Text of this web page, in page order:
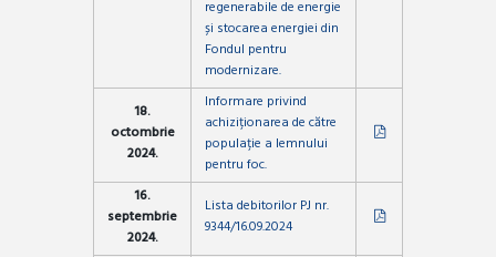
regenerabile de energie
și stocarea energiei din
Fondul pentru
modernizare.
18.
octombrie
2024.
Informare privind
achiziționarea de către
populație a lemnului
pentru foc.
16.
septembrie
2024.
Lista debitorilor PJ nr.
9344/16.09.2024